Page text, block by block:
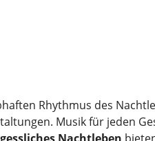
Rhythmus des
Musik für jeden